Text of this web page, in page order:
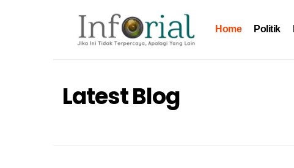
content
Home Politik
Latest Blog